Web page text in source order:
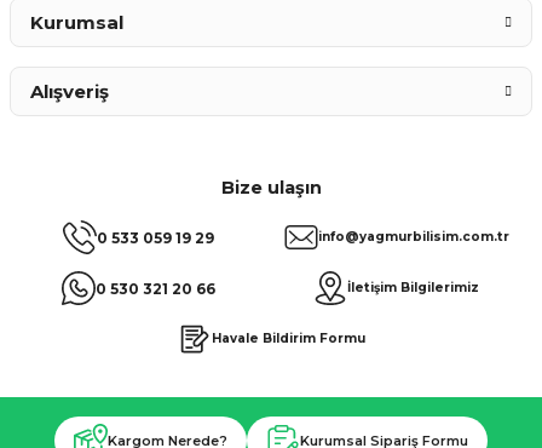
Bize ulaşın
0 533 059 19 29
0 530 321 20 66
info@yagmurbilisim.com.tr
İletişim Bilgilerimiz
Havale Bildirim Formu
Kurumsal
Alışveriş
Kargom Nerede? Kurumsal Sipariş Formu